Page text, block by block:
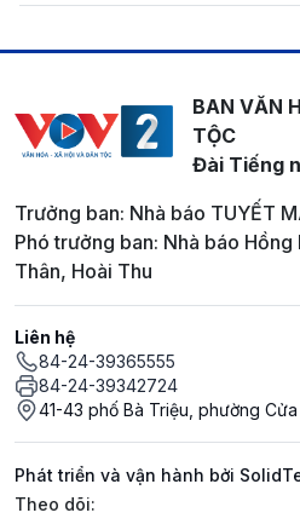
BAN VĂN
TỘC
Đài Tiếng
Trưởng ban: Nhà báo TUYẾT
Phó trưởng ban: Nhà báo Hồng
Thân, Hoài Thu
Liên hệ
84-24-39365555
84-24-39342724
41-43 phố Bà Triệu, phường Cửa
Phát triển và vận hành bởi
Mạng xã hội
Theo dõi: